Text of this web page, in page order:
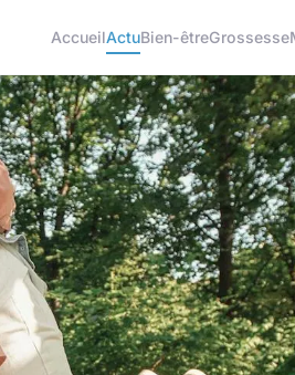
AccueilActuBien-êtreGrossesse